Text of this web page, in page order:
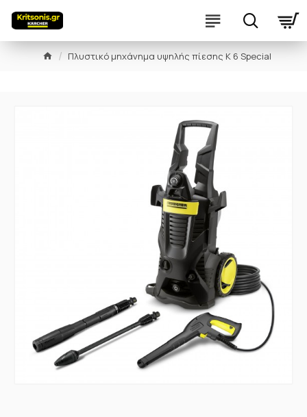
Πλυστικό μηχάνημα υψηλής πίεσης K 6 Special